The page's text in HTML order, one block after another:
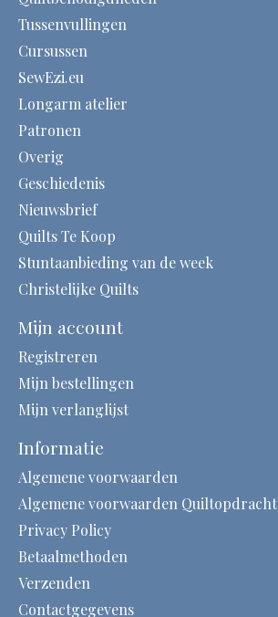
Tussenvullingen
Cursussen
SewEzi.eu
Longarm atelier
Patronen
Overig
Geschiedenis
Nieuwsbrief
Quilts Te Koop
Stuntaanbieding van de week
Christelijke Quilts
Mijn account
Registreren
Mijn bestellingen
Mijn verlanglijst
Informatie
Algemene voorwaarden
Algemene voorwaarden Quiltopdracht
Privacy Policy
Betaalmethoden
Verzenden
Contactgegevens